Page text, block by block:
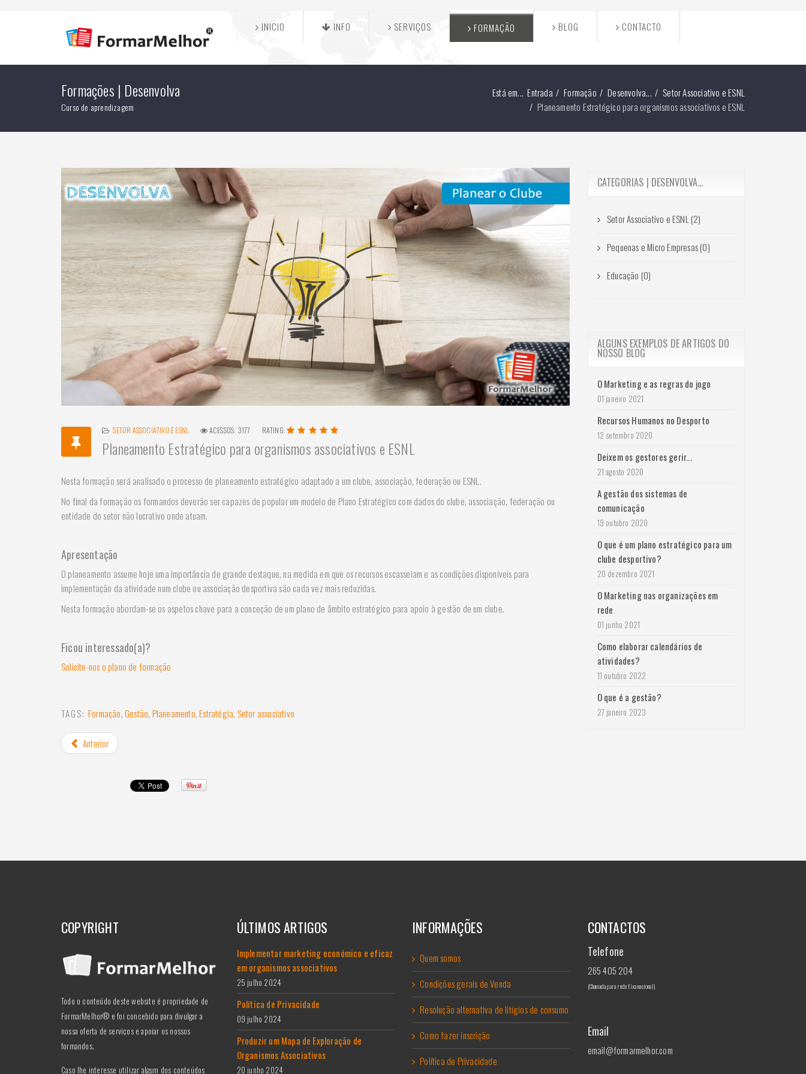
INICIO INFO SERVIÇOS FORMAÇÃO BLOG CONTACTO
Formações | Desenvolva
Curso de aprendizagem
Está em...Entrada Formação Desenvolva...
Setor Associativo e ESNL
Planeamento Estratégico para organismos associativos e ESNL
SETOR ASSOCIATIVO E ESNL ACESSOS: 3177 RATING:
Planeamento Estratégico para organismos associativos e ESNL
Nesta formação será analisado o processo de planeamento estratégico adaptado a um clube, associação, federação ou ESNL.
No final da formação os formandos deverão ser capazes de popular um modelo de Plano Estratégico com dados do clube, associação, federação ou
entidade do setor não lucrativo onde atuam.
Apresentação
O planeamento assume hoje uma importância de grande destaque, na medida em que os recursos escasseiam e as condições disponíveis para
implementação da atividade num clube ou associação desportiva são cada vez mais reduzidas.
Nesta formação abordam-se os aspetos chave para a conceção de um plano de âmbito estratégico para apoio à gestão de um clube.
Ficou interessado(a)?
Solicite-nos o plano de formação
TAGS: Formação,Gestão, Planeamento,Estratégia, Setor associativo
Anterior
CATEGORIAS | DESENVOLVA...
Setor Associativo e ESNL (2)
Pequenas e Micro Empresas (0)
Educação (0)
ALGUNS EXEMPLOS DE ARTIGOS DO
NOSSO BLOG
O Marketing e as regras do jogo
01 janeiro 2021
Recursos Humanos no Desporto
12 setembro 2020
Deixem os gestores gerir...
21 agosto 2020
A gestão dos sistemas de
comunicação
19 outubro 2020
O que é um plano estratégico para um
clube desportivo?
20 dezembro 2021
O Marketing nas organizações em
rede
01 junho 2021
Como elaborar calendários de
atividades?
11 outubro 2022
O que é a gestão?
27 janeiro 2023
COPYRIGHT
Todo o conteúdo deste website é propriedade de
FormarMelhor® e foi concebido para divulgar a
nossa oferta de serviços e apoiar os nossos
formandos.
Caso lhe interesse utilizar algum dos conteúdos
ÚLTIMOS ARTIGOS
Implementar marketing económico e eficaz
em organismos associativos
25 julho 2024
Política de Privacidade
09 julho 2024
Produzir um Mapa de Exploração de
Organismos Associativos
20 junho 2024
INFORMAÇÕES
Quem somos
Condições gerais de Venda
Resolução alternativa de litígios de consumo
Como fazer inscrição
Política de Privacidade
CONTACTOS
Telefone
265 405 204
(Chamada para rede fixa nacional)
Email
email@formarmelhor.com